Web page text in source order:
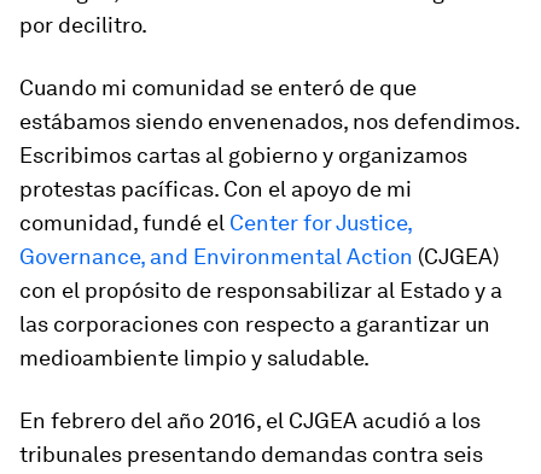
por decilitro.
Cuando mi comunidad se enteró de que
estábamos siendo envenenados, nos defendimos.
Escribimos cartas al gobierno y organizamos
protestas pacíficas. Con el apoyo de mi
comunidad, fundé el Center for Justice,
Governance, and Environmental Action (CJGEA)
con el propósito de responsabilizar al Estado y a
las corporaciones con respecto a garantizar un
medioambiente limpio y saludable.
En febrero del año 2016, el CJGEA acudió a los
tribunales presentando demandas contra seis